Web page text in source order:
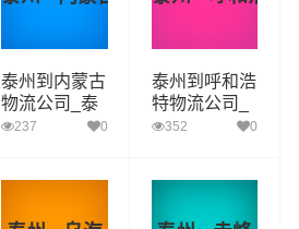
泰州到内蒙古
物流公司_泰
州到内蒙古货
237 0
泰州到呼和浩
特物流公司_
泰州到呼和浩
352 0